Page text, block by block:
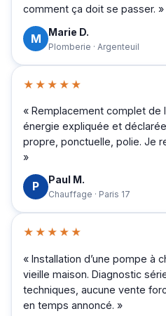
comment ça doit se passer. »
M Marie D.
Plomberie · Argenteuil
★★★★★
« Remplacement complet de
énergie expliquée et
propre, ponctuelle, polie. Je
»
P Paul M.
Chauffage · Paris 17
★★★★★
« Installation d’une pompe à
vieille maison. Diagnostic
techniques, aucune vente
en temps annoncé. »